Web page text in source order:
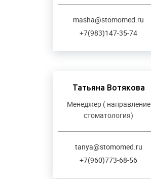
masha@stomomed.ru
+7(983)147-35-74
Татьяна Вотякова
Менеджер ( направление
стоматология)
tanya@stomomed.ru
+7(960)773-68-56